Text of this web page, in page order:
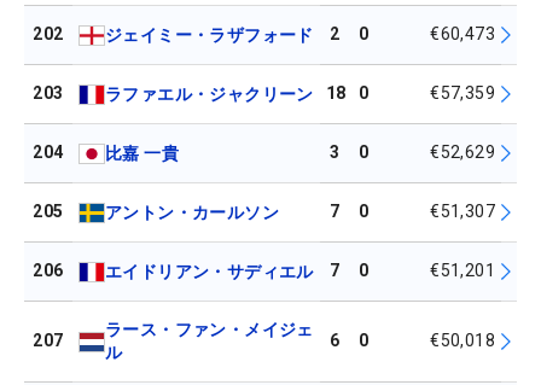
202 ジェイミー・ラザフォード 2 0 €60,473
203 ラファエル・ジャクリーン 18 0 €57,359
204 比嘉 一貴 3 0 €52,629
205 アントン・カールソン 7 0 €51,307
206 エイドリアン・サディエル 7 0 €51,201
207
ラース・ファン・メイジェ
ル
6 0 €50,018